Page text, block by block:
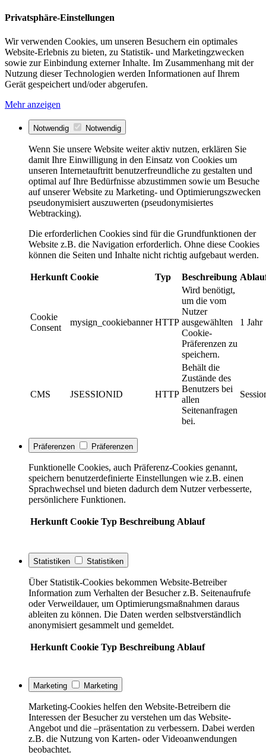
Privatsphäre-Einstellungen
Wir verwenden Cookies, um unseren Besuchern ein optimales
Website-Erlebnis zu bieten, zu Statistik- und Marketingzwecken
sowie zur Einbindung externer Inhalte. Im Zusammenhang mit der
Nutzung dieser Technologien werden Informationen auf Ihrem
Gerät gespeichert und/oder abgerufen.
Mehr anzeigen
Notwendig Notwendig
Wenn Sie unsere Website weiter aktiv nutzen, erklären Sie
damit Ihre Einwilligung in den Einsatz von Cookies um
unseren Internetauftritt benutzerfreundliche zu gestalten und
optimal auf Ihre Bedürfnisse abzustimmen sowie um Besuche
auf unserer Website zu Marketing- und Optimierungszwecken
pseudonymisiert auszuwerten (pseudonymisiertes
Webtracking).
Die erforderlichen Cookies sind für die Grundfunktionen der
Website z.B. die Navigation erforderlich. Ohne diese Cookies
können die Seiten und Inhalte nicht richtig aufgebaut werden.
Herkunft Cookie Typ Beschreibung
Cookie
Consent
mysign_cookiebanner HTTP
Wird benötigt,
um die vom
Nutzer
ausgewählten
Cookie-
Präferenzen zu
speichern.
1 Jahr
CMS JSESSIONID HTTP
Behält die
Zustände des
Benutzers bei
allen
Seitenanfragen
bei.
Präferenzen Präferenzen
Funktionelle Cookies, auch Präferenz-Cookies genannt,
speichern benutzerdefinierte Einstellungen wie z.B. einen
Sprachwechsel und bieten dadurch dem Nutzer verbesserte,
persönlichere Funktionen.
Herkunft Cookie Typ Beschreibung Ablauf
Statistiken Statistiken
Über Statistik-Cookies bekommen Website-Betreiber
Information zum Verhalten der Besucher z.B. Seitenaufrufe
oder Verweildauer, um Optimierungsmaßnahmen daraus
ableiten zu können. Die Daten werden selbstverständlich
anonymisiert gesammelt und gemeldet.
Herkunft Cookie Typ Beschreibung Ablauf
Marketing Marketing
Marketing-Cookies helfen den Website-Betreibern die
Interessen der Besucher zu verstehen um das Website-
Angebot und die –präsentation zu verbessern. Dabei werden
z.B. die Nutzung von Karten- oder Videoanwendungen
beobachtet.